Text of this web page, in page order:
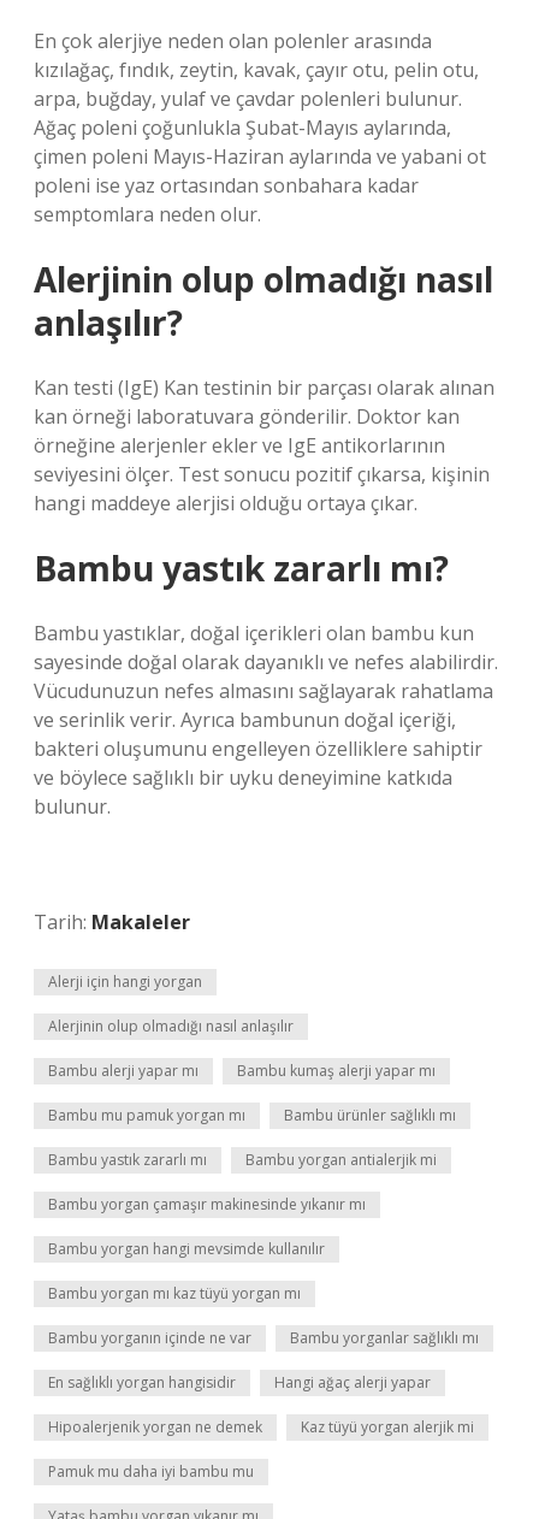
En çok alerjiye neden olan polenler arasında
kızılağaç, fındık, zeytin, kavak, çayır otu, pelin otu,
arpa, buğday, yulaf ve çavdar polenleri bulunur.
Ağaç poleni çoğunlukla Şubat-Mayıs aylarında,
çimen poleni Mayıs-Haziran aylarında ve yabani ot
poleni ise yaz ortasından sonbahara kadar
semptomlara neden olur.
Alerjinin olup olmadığı nasıl
anlaşılır?
Kan testi (IgE) Kan testinin bir parçası olarak alınan
kan örneği laboratuvara gönderilir. Doktor kan
örneğine alerjenler ekler ve IgE antikorlarının
seviyesini ölçer. Test sonucu pozitif çıkarsa, kişinin
hangi maddeye alerjisi olduğu ortaya çıkar.
Bambu yastık zararlı mı?
Bambu yastıklar, doğal içerikleri olan bambu kun
sayesinde doğal olarak dayanıklı ve nefes alabilirdir.
Vücudunuzun nefes almasını sağlayarak rahatlama
ve serinlik verir. Ayrıca bambunun doğal içeriği,
bakteri oluşumunu engelleyen özelliklere sahiptir
ve böylece sağlıklı bir uyku deneyimine katkıda
bulunur.
Tarih: Makaleler
Alerji için hangi yorgan
Alerjinin olup olmadığı nasıl anlaşılır
Bambu alerji yapar mı Bambu kumaş alerji yapar mı
Bambu mu pamuk yorgan mı Bambu ürünler sağlıklı mı
Bambu yastık zararlı mı Bambu yorgan antialerjik mi
Bambu yorgan çamaşır makinesinde yıkanır mı
Bambu yorgan hangi mevsimde kullanılır
Bambu yorgan mı kaz tüyü yorgan mı
Bambu yorganın içinde ne var Bambu yorganlar sağlıklı mı
En sağlıklı yorgan hangisidir Hangi ağaç alerji yapar
Hipoalerjenik yorgan ne demek Kaz tüyü yorgan alerjik mi
Pamuk mu daha iyi bambu mu